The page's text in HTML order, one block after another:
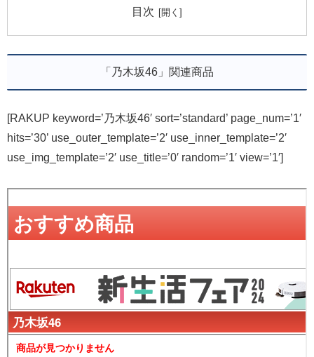
目次
「乃木坂46」関連商品
[RAKUP keyword=’乃木坂46′ sort=’standard’ page_num=’1′
hits=’30’ use_outer_template=’2′ use_inner_template=’2′
use_img_template=’2′ use_title=’0′ random=’1′ view=’1′]